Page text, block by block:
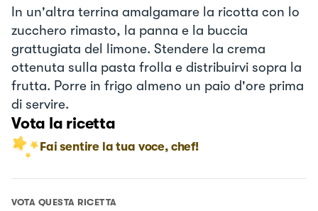
In un'altra terrina amalgamare la ricotta con lo
zucchero rimasto, la panna e la buccia
grattugiata del limone. Stendere la crema
ottenuta sulla pasta frolla e distribuirvi sopra la
frutta. Porre in frigo almeno un paio d'ore prima
di servire.
Vota la ricetta
Fai sentire la tua voce, chef!
VOTA QUESTA RICETTA